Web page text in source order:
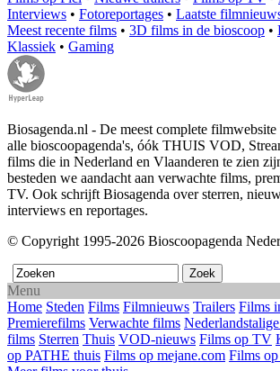
Interviews • Fotoreportages • Laatste
Meest recente films • 3D films in de bioscoop •
Klassiek • Gaming
Biosagenda.nl - De meest complete
alle bioscoopagenda's, óók THUIS VOD,
films die in Nederland en Vlaanderen te zien
besteden we aandacht aan verwachte films,
TV. Ook schrijft Biosagenda over sterren,
interviews en reportages.
© Copyright 1995-2026 Bioscoopagenda
Menu
Home Steden Films Filmnieuws Trailers Films
Premierefilms Verwachte films
films Sterren Thuis VOD-nieuws Films op TV
op PATHE thuis Films op mejane.com Films